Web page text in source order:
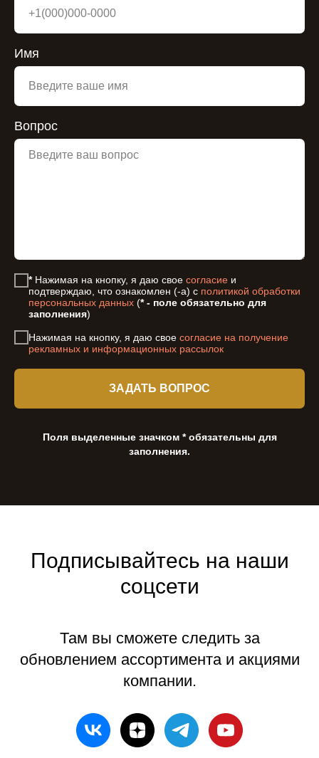
Имя
Вопрос
*Нажимая на кнопку, я даю свое согласие и
подтверждаю, что ознакомлен (-а) с политикой обработки
персональных данных (* - поле обязательно для
заполнения)
Нажимая на кнопку, я даю свое согласие на получение
рекламных и информационных рассылок
ЗАДАТЬ ВОПРОС
Поля выделенные значком * обязательны для
заполнения.
Подписывайтесь на наши
соцсети
Там вы сможете следить за
обновлением ассортимента и акциями
компании.